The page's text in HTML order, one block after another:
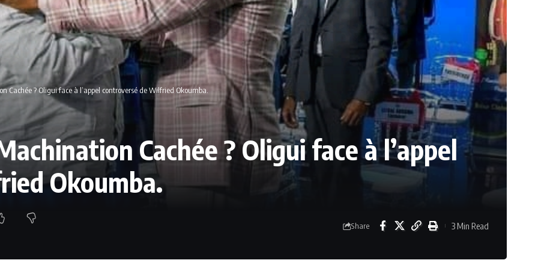
Cachée ? Oligui face à l’appel controversé de Wilfried Okoumba.
Cachée ? Oligui face à l’appel
Okoumba.
Share 3 Min Read